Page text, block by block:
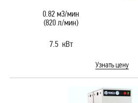
0.82 м3/мин
(820 л/мин)
7.5 кВт
Узнать цену